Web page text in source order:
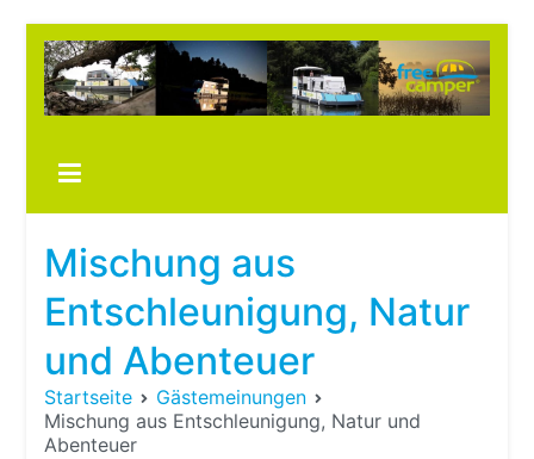
Inhalt
springen
Mischung aus
Entschleunigung, Natur
und Abenteuer
Startseite
Gästemeinungen
Mischung aus Entschleunigung, Natur und
Abenteuer